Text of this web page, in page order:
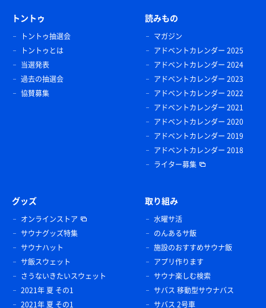
トントゥ
トントゥ抽選会
トントゥとは
当選発表
過去の抽選会
協賛募集
読みもの
マガジン
アドベントカレンダー 2025
アドベントカレンダー 2024
アドベントカレンダー 2023
アドベントカレンダー 2022
アドベントカレンダー 2021
アドベントカレンダー 2020
アドベントカレンダー 2019
アドベントカレンダー 2018
ライター募集
グッズ
オンラインストア
サウナグッズ特集
サウナハット
サ飯スウェット
さうないきたいスウェット
2021年 夏 その1
2021年 夏 その1
取り組み
水曜サ活
のんあるサ飯
施設のおすすめサウナ飯
アプリ作ります
サウナ楽しむ検索
サバス 移動型サウナバス
サバス 2号車